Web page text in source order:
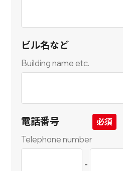
ビル名など
Building name etc.
電話番号
Telephone number
-